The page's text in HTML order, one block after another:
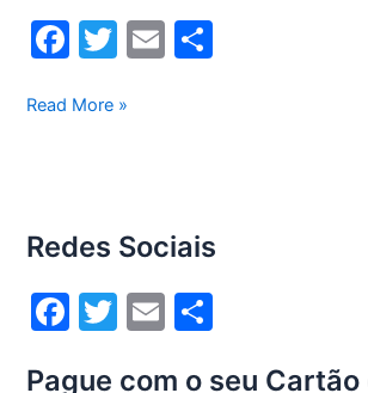
F
c
o
o
k
T
itt
E
Conserto
12Kg
Read More »
Redes Sociais
F
T
E
Pague com o seu Cartão